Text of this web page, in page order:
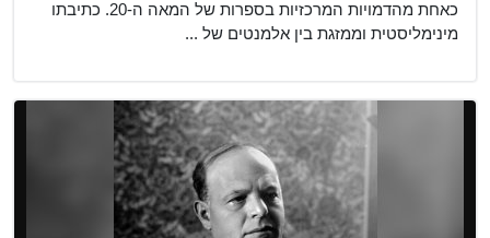
כאחת מהדמויות המרכזיות בספרות של המאה ה-20. כתיבתו
מינימליסטית וממזגת בין אלמנטים של ...